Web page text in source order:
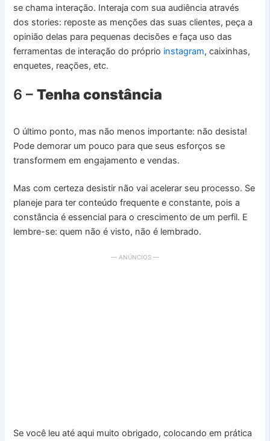
se chama interação. Interaja com sua audiência através
dos stories: reposte as menções das suas clientes, peça a
opinião delas para pequenas decisões e faça uso das
ferramentas de interação do próprio instagram, caixinhas,
enquetes, reações, etc.
6 –Tenha constância
O último ponto, mas não menos importante: não desista!
Pode demorar um pouco para que seus esforços se
transformem em engajamento e vendas.
Mas com certeza desistir não vai acelerar seu processo. Se
planeje para ter conteúdo frequente e constante, pois a
constância é essencial para o crescimento de um perfil. E
lembre-se: quem não é visto, não é lembrado.
— ANÚNCIOS —
Se você leu até aqui muito obrigado, colocando em prática